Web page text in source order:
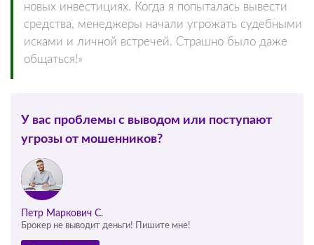
новых инвестициях. Когда я попыталась вывести
средства, менеджеры начали угрожать судебными
исками и личной встречей. Страшно было даже
общаться!»
У вас проблемы с выводом или поступают
угрозы от мошенников?
Петр Маркович С.
Брокер не выводит деньги! Пишите мне!